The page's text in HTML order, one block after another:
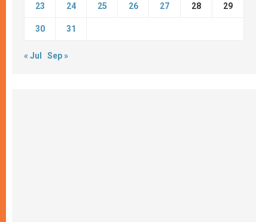
23 24 25 26 27 28 29
30 31
« Jul Sep »